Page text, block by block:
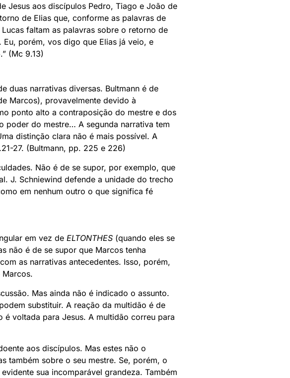
Jesus aos discípulos Pedro, Tiago e João de
de Elias que, conforme as palavras de
faltam as palavras sobre o retorno de
porém, vos digo que Elias já veio, e
(Mc 9.13)
duas narrativas diversas. Bultmann é de
Marcos), provavelmente devido à
ponto alto a contraposição do mestre e dos
poder do mestre… A segunda narrativa tem
distinção clara não é mais possível. A
27. (Bultmann, pp. 225 e 226)
Não é de se supor, por exemplo, que
J. Schniewind defende a unidade do trecho
em nenhum outro o que significa fé
em vez de ELTONTHES (quando eles se
não é de se supor que Marcos tenha
as narrativas antecedentes. Isso, porém,
Mas ainda não é indicado o assunto.
substituir. A reação da multidão é de
é voltada para Jesus. A multidão correu para
aos discípulos. Mas estes não o
também sobre o seu mestre. Se, porém, o
sua incomparável grandeza. Também